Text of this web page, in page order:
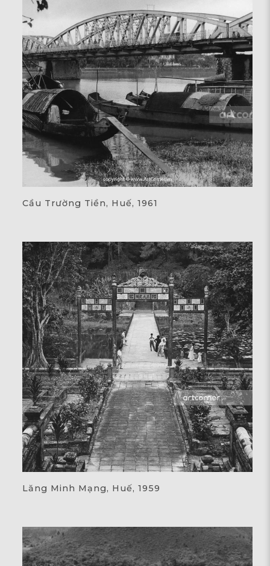
Cầu Trường Tiền, Huế, 1961
Lăng Minh Mạng, Huế, 1959